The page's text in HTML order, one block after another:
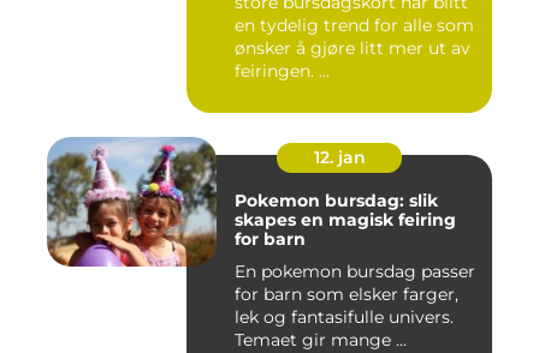
en tydelig trend for alle som
ønsker å gjøre litt mer ut av
feiringen. ...
12. jan
Pokemon bursdag: slik
skapes en magisk feiring
for barn
En pokemon bursdag passer
for barn som elsker farger,
lek og fantasifulle univers.
Temaet gir mange ...